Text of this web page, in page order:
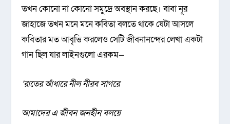
তখন কোনো না কোনো সমুদ্রে অবস্থান করছে। বাবা নূর
জাহাজে তখন মনে মনে কবিতা বলতে থাকে যেটা আসলে
কবিতার মত আবৃত্তি করলেও সেটি জীবনানন্দের লেখা একটা
গান ছিল যার লাইনগুলো এরকম—
‘রাতের আঁধারে নীল নীরব সাগরে
আমাদের এ জীবন জনহীন বলয়ে